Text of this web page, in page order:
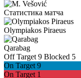
Статистика матча
Olympiakos Piraeus
Qarabag
Off Target 9 Blocked 5
On Target 9
On Target 1